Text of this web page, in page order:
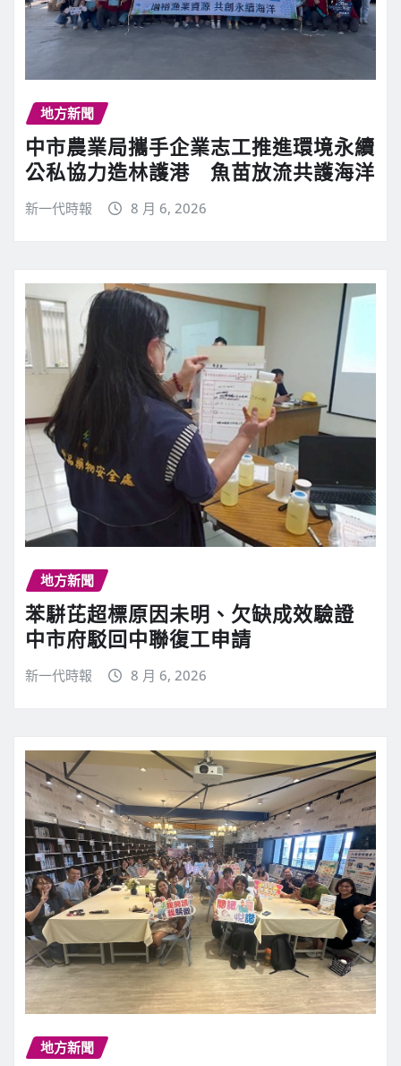
地方新聞
中市農業局攜手企業志工推進環境永續
公私協力造林護港 魚苗放流共護海洋
新一代時報 8 月 6, 2026
地方新聞
苯駢芘超標原因未明、欠缺成效驗證
中市府駁回中聯復工申請
新一代時報 8 月 6, 2026
地方新聞